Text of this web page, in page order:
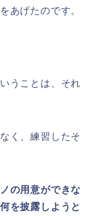
あげたのです。
うことは、それ
く、練習したそ
の用意ができな
を披露しようと